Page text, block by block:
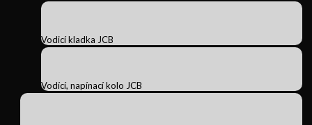
Vodicí kladka JCB
Vodící, napínací kolo JCB